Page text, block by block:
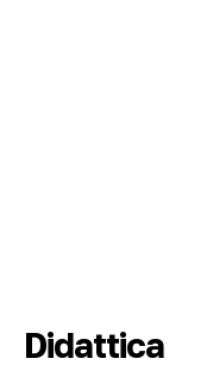
Didattica